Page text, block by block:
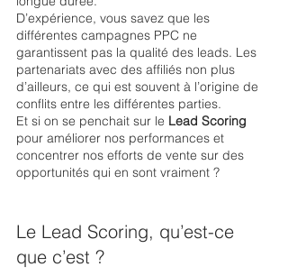
D’expérience, vous savez que les
différentes campagnes PPC ne
garantissent pas la qualité des leads. Les
partenariats avec des affiliés non plus
d’ailleurs, ce qui est souvent à l’origine de
conflits entre les différentes parties.
Et si on se penchait sur le Lead Scoring
pour améliorer nos performances et
concentrer nos efforts de vente sur des
opportunités qui en sont vraiment ?
Le Lead Scoring, qu’est-ce
que c’est ?